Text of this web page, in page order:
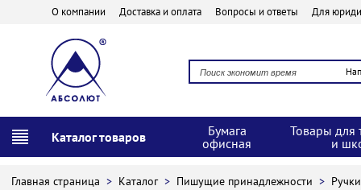
О компании Доставка и оплата Вопросы и ответы Для
Каталог товаров
Бумага
офисная
Товары для
и
Главная страница > Каталог > Пишущие принадлежности >